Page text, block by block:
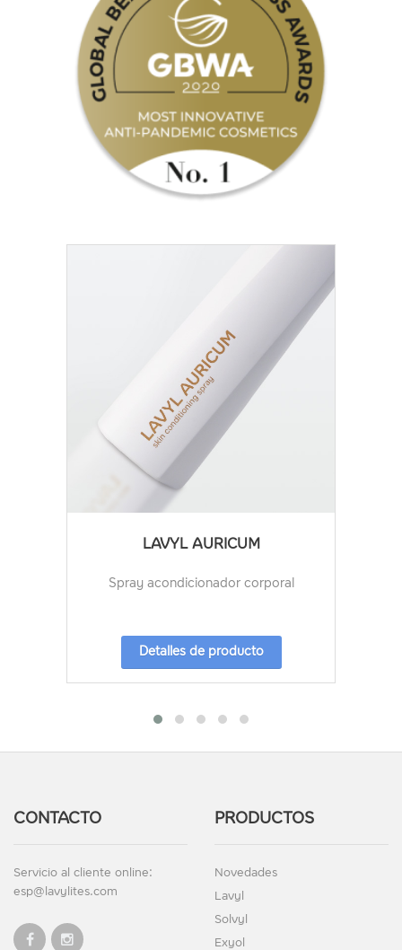
LAVYL AURICUM
Spray acondicionador corporal
Detalles de producto
CONTACTO
Servicio al cliente online:
esp@lavylites.com
PRODUCTOS
Novedades
Lavyl
Solvyl
Exyol